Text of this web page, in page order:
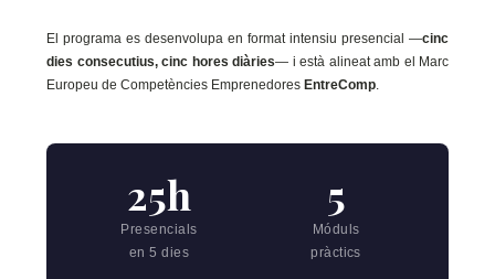
El programa es desenvolupa en format intensiu presencial —cinc
dies consecutius, cinc hores diàries— i està alineat amb el Marc
Europeu de Competències Emprenedores EntreComp.
25h
Presencials
en 5 dies
5
Móduls
pràctics